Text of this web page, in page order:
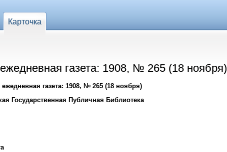
Карточка
газета: 1908, № 265 (18 ноября)
газета: 1908, № 265 (18 ноября)
Государственная Публичная Библиотека